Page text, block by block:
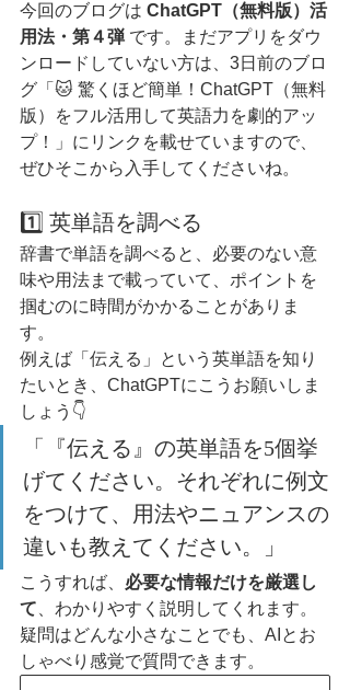
今回のブログは ChatGPT（無料版）活
用法・第４弾 です。まだアプリをダウ
ンロードしていない方は、3日前のブロ
グ「🐱 驚くほど簡単！ChatGPT（無料
版）をフル活用して英語力を劇的アッ
プ！」にリンクを載せていますので、
ぜひそこから入手してくださいね。
1️⃣ 英単語を調べる
辞書で単語を調べると、必要のない意
味や用法まで載っていて、ポイントを
掴むのに時間がかかることがありま
す。
例えば「伝える」という英単語を知り
たいとき、ChatGPTにこうお願いしま
しょう👇
「『伝える』の英単語を5個挙
げてください。それぞれに例文
をつけて、用法やニュアンスの
違いも教えてください。」
こうすれば、 必要な情報だけを厳選し
て 、わかりやすく説明してくれます。
疑問はどんな小さなことでも、AIとお
しゃべり感覚で質問できます。